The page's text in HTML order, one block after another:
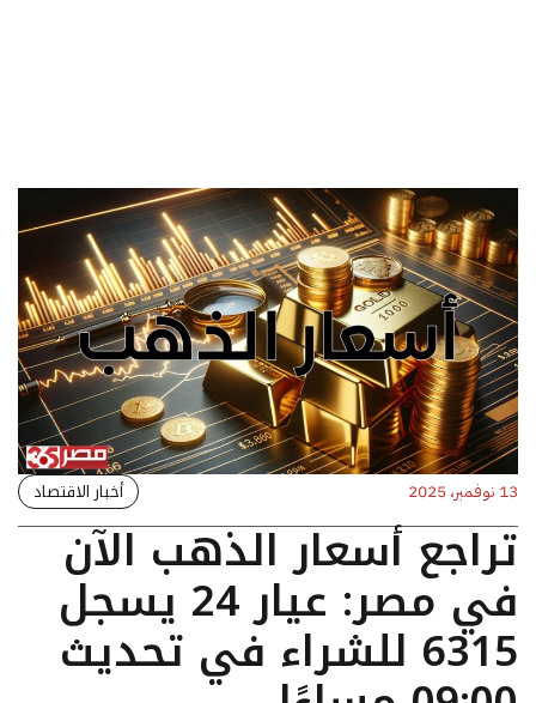
13 نوفمبر، 2025 أخبار الاقتصاد
تراجع أسعار الذهب الآن
في مصر: عيار 24 يسجل
6315 للشراء في تحديث